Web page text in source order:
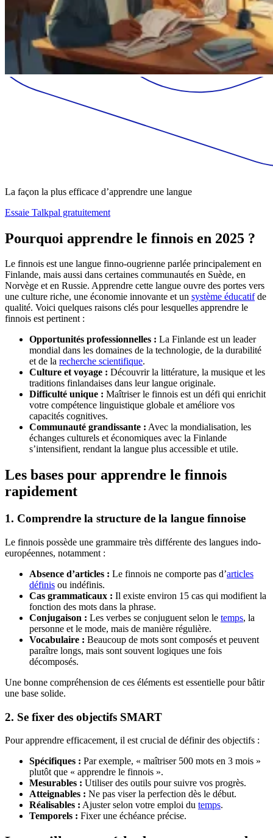
La façon la plus efficace d’apprendre une langue
Essaie Talkpal gratuitement
Pourquoi apprendre le finnois en 2025 ?
Le finnois est une langue finno-ougrienne parlée principalement en
Finlande, mais aussi dans certaines communautés en Suède, en
Norvège et en Russie. Apprendre cette langue ouvre des portes vers
une culture riche, une économie innovante et un système éducatifde
qualité. Voici quelques raisons clés pour lesquelles apprendre le
finnois est pertinent :
Opportunités professionnelles : La Finlande est un leader
mondial dans les domaines de la technologie, de la durabilité
et de la recherche scientifique.
Culture et voyage : Découvrir la littérature, la musique et les
traditions finlandaises dans leur langue originale.
Difficulté unique : Maîtriser le finnois est un défi qui enrichit
votre compétence linguistique globale et améliore vos
capacités cognitives.
Communauté grandissante : Avec la mondialisation, les
échanges culturels et économiques avec la Finlande
s’intensifient, rendant la langue plus accessible et utile.
Les bases pour apprendre le finnois
rapidement
1. Comprendre la structure de la langue finnoise
Le finnois possède une grammaire très différente des langues indo-
européennes, notamment :
Absence d’articles : Le finnois ne comporte pas d’articles
définis ou indéfinis.
Cas grammaticaux : Il existe environ 15 cas qui modifient la
fonction des mots dans la phrase.
Conjugaison : Les verbes se conjuguent selon le temps, la
personne et le mode, mais de manière régulière.
Vocabulaire : Beaucoup de mots sont composés et peuvent
paraître longs, mais sont souvent logiques une fois
décomposés.
Une bonne compréhension de ces éléments est essentielle pour bâtir
une base solide.
2. Se fixer des objectifs SMART
Pour apprendre efficacement, il est crucial de définir des objectifs :
Spécifiques : Par exemple, « maîtriser 500 mots en 3 mois »
plutôt que « apprendre le finnois ».
Mesurables : Utiliser des outils pour suivre vos progrès.
Atteignables : Ne pas viser la perfection dès le début.
Réalisables : Ajuster selon votre emploi du temps.
Temporels : Fixer une échéance précise.